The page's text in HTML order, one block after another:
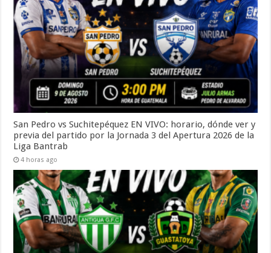
San Pedro vs Suchitepéquez EN VIVO: horario, dónde ver y
previa del partido por la Jornada 3 del Apertura 2026 de la
Liga Bantrab
4 horas ago